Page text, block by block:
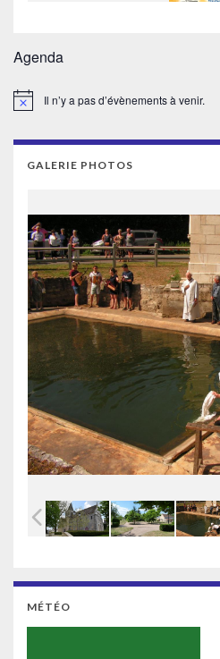
Agenda
Notice Il n’y a pas d’évènements à venir.
GALERIE PHOTOS
MÉTÉO